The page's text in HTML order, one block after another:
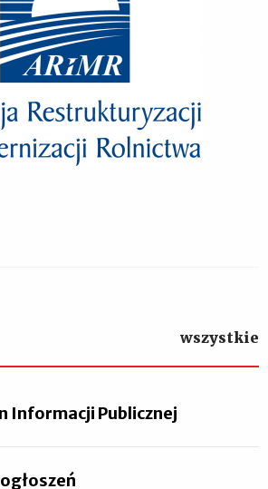
wszystkie
Informacji Publicznej